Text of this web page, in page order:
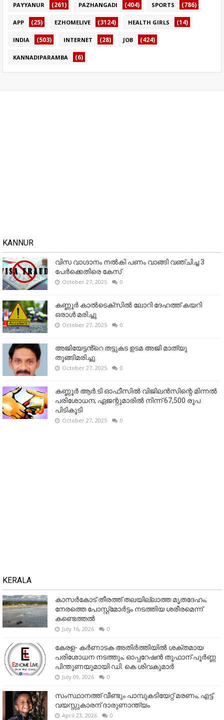
PAYYANUR (261) PAZHANGADI (404) SPORTS (786)
APP (25) EZHOMELIVE (3124) HEALTH GIRLS (14)
INDIA (503) INTERNET (28) JOB (424)
KANNADIPARAMBA (6)
KANNUR
വിസ വാഗ്ദാനം നൽകി പണം വാങ്ങി വഞ്ചിച്ച 3
പേർക്കെതിരെ കേസ്
October 27, 2025 0
കണ്ണൂര്‍ കാല്‍ടെക്‌സില്‍ ലോറി ദേഹത്ത് കയറി
ഒരാള്‍ മരിച്ചു
October 27, 2025 0
അജിയേട്ടൻ്റെ തട്ടുകട ഉടമ അജി മാത്യു
തൂങ്ങിമരിച്ചു.
October 27, 2025 0
കണ്ണൂര്‍ ആര്‍.ടി ഓഫീസില്‍ വിജിലൻസിന്റെ മിന്നല്‍
പരിശോധന; ഏജന്റുമാരില്‍ നിന്ന് 67,500 രൂപ
പിടികൂടി
October 27, 2025 0
KERALA
കാസർകോട് തീരത്ത് തലയില്ലാത്ത മൃതദേഹം;
നേരത്തെ പോസ്റ്റ്‌മോർട്ടം നടത്തിയ ശരീരമെന്ന്
കണ്ടെത്തൽ
July 16, 2026 0
കേരള- കർണാടക അതിർത്തിയിൽ ശക്തമായ
പരിശോധന നടത്തും; ഓപ്പറേഷൻ തൂഫാന് പൂർണ്ണ
പിന്തുണയുമായി ഡി. കെ ശിവകുമാർ
July 09, 2026 0
സംസ്ഥാനത്ത് വീണ്ടും പാമ്പുകടിയേറ്റ് മരണം; എട്ട്
വയസ്സുകാരന് ദാരുണാന്ത്യം
April 23, 2026 0